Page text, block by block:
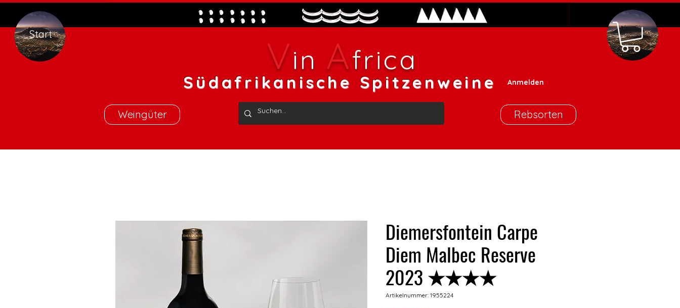
Start
Weingüter
Vin Africa
Südafrikanische Spitzenweine Anmelden
Rebsorten
Diemersfontein Carpe
Diem Malbec Reserve
2023 ★★★★
Artikelnummer: 1955224